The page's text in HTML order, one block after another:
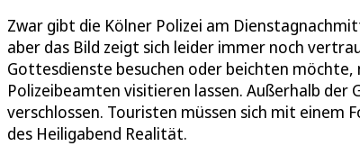
Zwar gibt die Kölner Polizei am
aber das Bild zeigt sich leider immer noch
Gottesdienste besuchen oder beichten
Polizeibeamten visitieren lassen. Außerhalb
verschlossen. Touristen müssen sich mit einem
des Heiligabend Realität.